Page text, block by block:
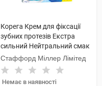
Корега Крем для фіксації
зубних протезів Екстра
сильний Нейтральний смак
70 мл 1 туба
Стаффорд Міллер Лімітед
Немає в наявності